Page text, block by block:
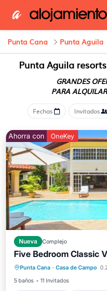
Punta Cana Punta Aguila
Punta Aguila
GRANDES
PARA
Fechas Invitados
Ahorra con OneKey
Nueva Complejo
Five Bedroom Classic
Punta Cana · Casa de Campo
5 baños
11 Invitados
Piscina privada
Piscina